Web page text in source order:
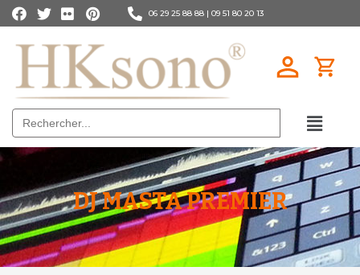
06 29 25 88 88 | 09 51 80 20 13
Search
for:
DJ MASTA PREMIER